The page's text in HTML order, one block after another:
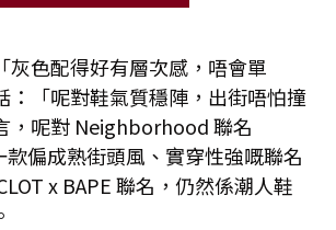
灰色配得好有層次感，唔會單
：「呢對鞋氣質穩陣，出街唔怕撞
，呢對 Neighborhood 聯名
偏成熟街頭風、實穿性強嘅聯名
x BAPE 聯名，仍然係潮人鞋